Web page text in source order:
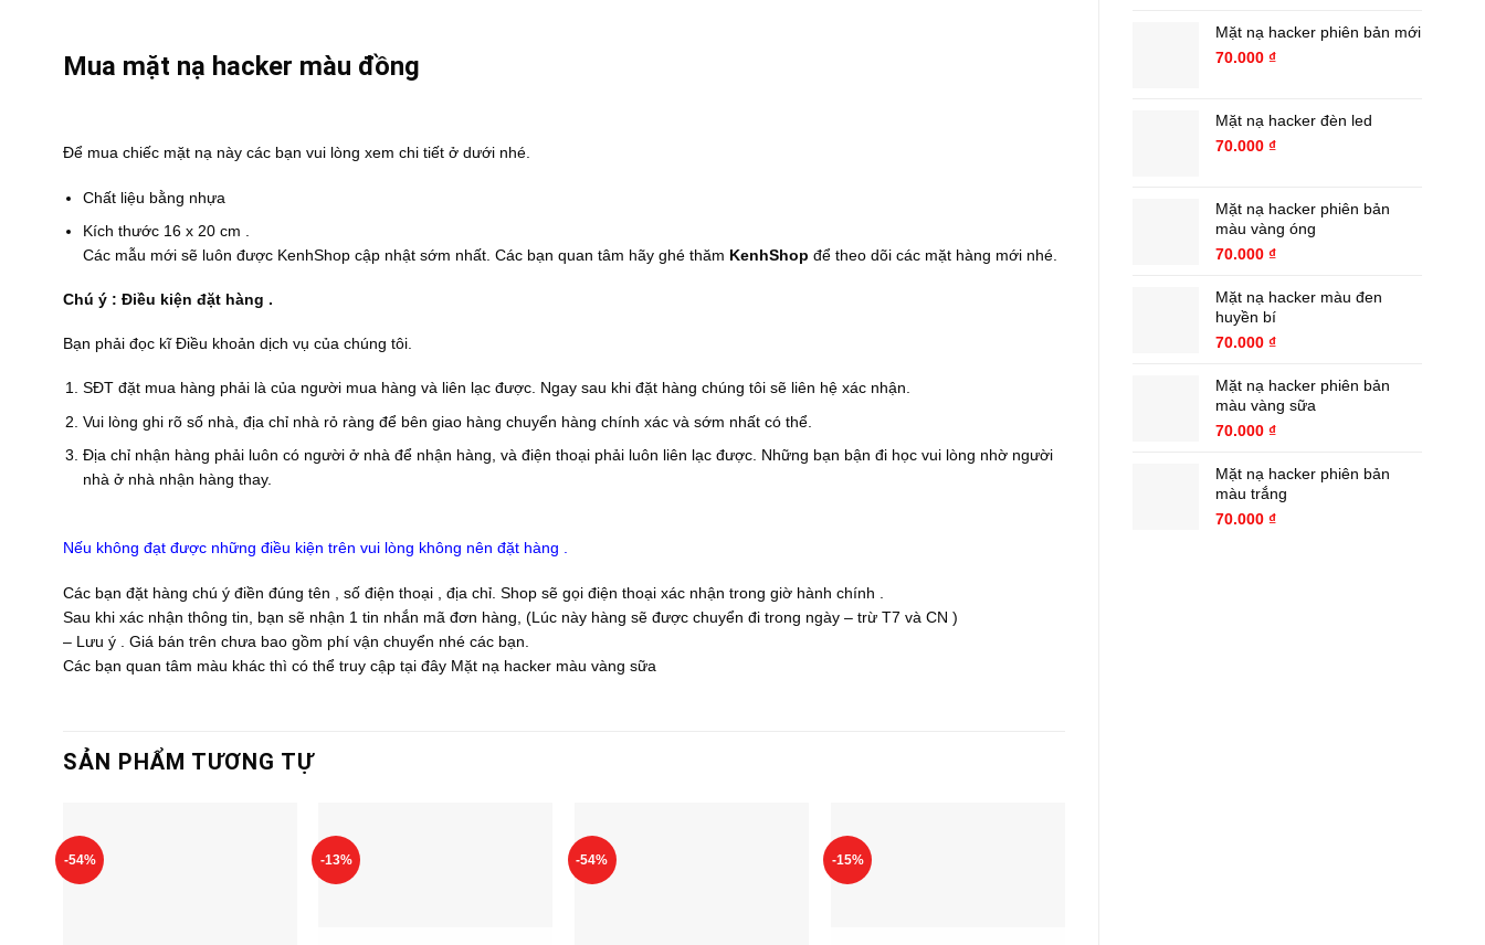
Mặt nạ hacker phiên bản mới
70.000 ₫
Mặt nạ hacker đèn led
70.000 ₫
Mặt nạ hacker phiên bản
màu vàng óng
70.000 ₫
Mặt nạ hacker màu đen
huyền bí
70.000 ₫
Mặt nạ hacker phiên bản
màu vàng sữa
70.000 ₫
Mặt nạ hacker phiên bản
màu trắng
70.000 ₫
Mua mặt nạ hacker màu đồng
Để mua chiếc mặt nạ này các bạn vui lòng xem chi tiết ở dưới nhé.
Chất liệu bằng nhựa
Kích thước 16 x 20 cm .
Các mẫu mới sẽ luôn được KenhShop cập nhật sớm nhất. Các bạn quan tâm hãy ghé thăm KenhShop để theo dõi các mặt hàng mới nhé.
Chú ý : Điều kiện đặt hàng .
Bạn phải đọc kĩĐiều khoản dịch vụ của chúng tôi.
SĐT đặt mua hàng phải là của người mua hàng và liên lạc được. Ngay sau khi đặt hàng chúng tôi sẽ liên hệ xác nhận.
Vui lòng ghi rõ số nhà, địa chỉ nhà rỏ ràng để bên giao hàng chuyển hàng chính xác và sớm nhất có thể.
Địa chỉ nhận hàng phải luôn có người ở nhà để nhận hàng, và điện thoại phải luôn liên lạc được. Những bạn bận đi học vui lòng nhờ người
nhà ở nhà nhận hàng thay.
Nếu không đạt được những điều kiện trên vui lòng không nên đặt hàng .
Các bạn đặt hàng chú ý điền đúng tên , số điện thoại , địa chỉ. Shop sẽ gọi điện thoại xác nhận trong giờ hành chính .
Sau khi xác nhận thông tin, bạn sẽ nhận 1 tin nhắn mã đơn hàng, (Lúc này hàng sẽ được chuyển đi trong ngày – trừ T7 và CN )
– Lưu ý . Giá bán trên chưa bao gồm phí vận chuyển nhé các bạn.
Các bạn quan tâm màu khác thì có thể truy cập tại đây Mặt nạ hacker màu vàng sữa
SẢN PHẨM TƯƠNG TỰ
-54% -13% -54% -15%